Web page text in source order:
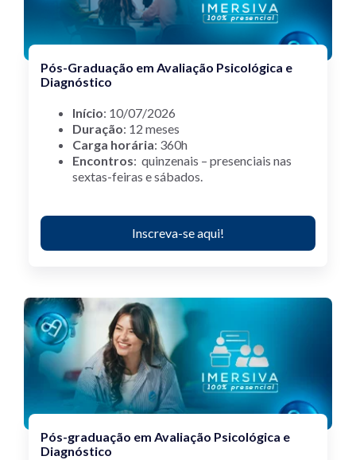
Pós-Graduação em Avaliação Psicológica e
Diagnóstico
Início: 10/07/2026
Duração: 12 meses
Carga horária: 360h
Encontros: quinzenais – presenciais nas
sextas-feiras e sábados.
Inscreva-se aqui!
Pós-graduação em Avaliação Psicológica e
Diagnóstico